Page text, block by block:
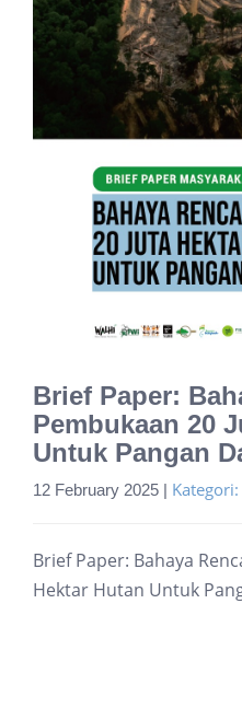
Brief Paper:
Pembukaan 20
Untuk Pangan
12 February 2025 |
Brief Paper: Bahaya
Hektar Hutan Untuk